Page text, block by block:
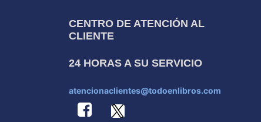
CENTRO DE ATENCIÓN AL
CLIENTE
24 HORAS A SU SERVICIO
atencionaclientes@todoenlibros.com